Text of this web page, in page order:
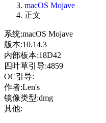
macOS Mojave
正文
系统:macOS Mojave
版本:10.14.3
内部板本:18D42
四叶草引导:4859
OC引导:
作者:Len's
镜像类型:dmg
其他: